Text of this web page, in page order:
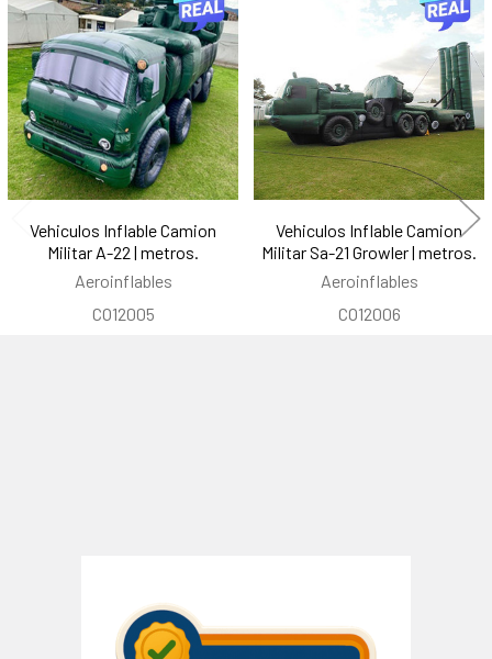
Productos
relacionados
Vehiculos Inflable Camion
Militar A-22 | metros.
Aeroinflables
CO12005
Vehiculos Inflable Camion
Militar Sa-21 Growler | metros.
Aeroinflables
CO12006